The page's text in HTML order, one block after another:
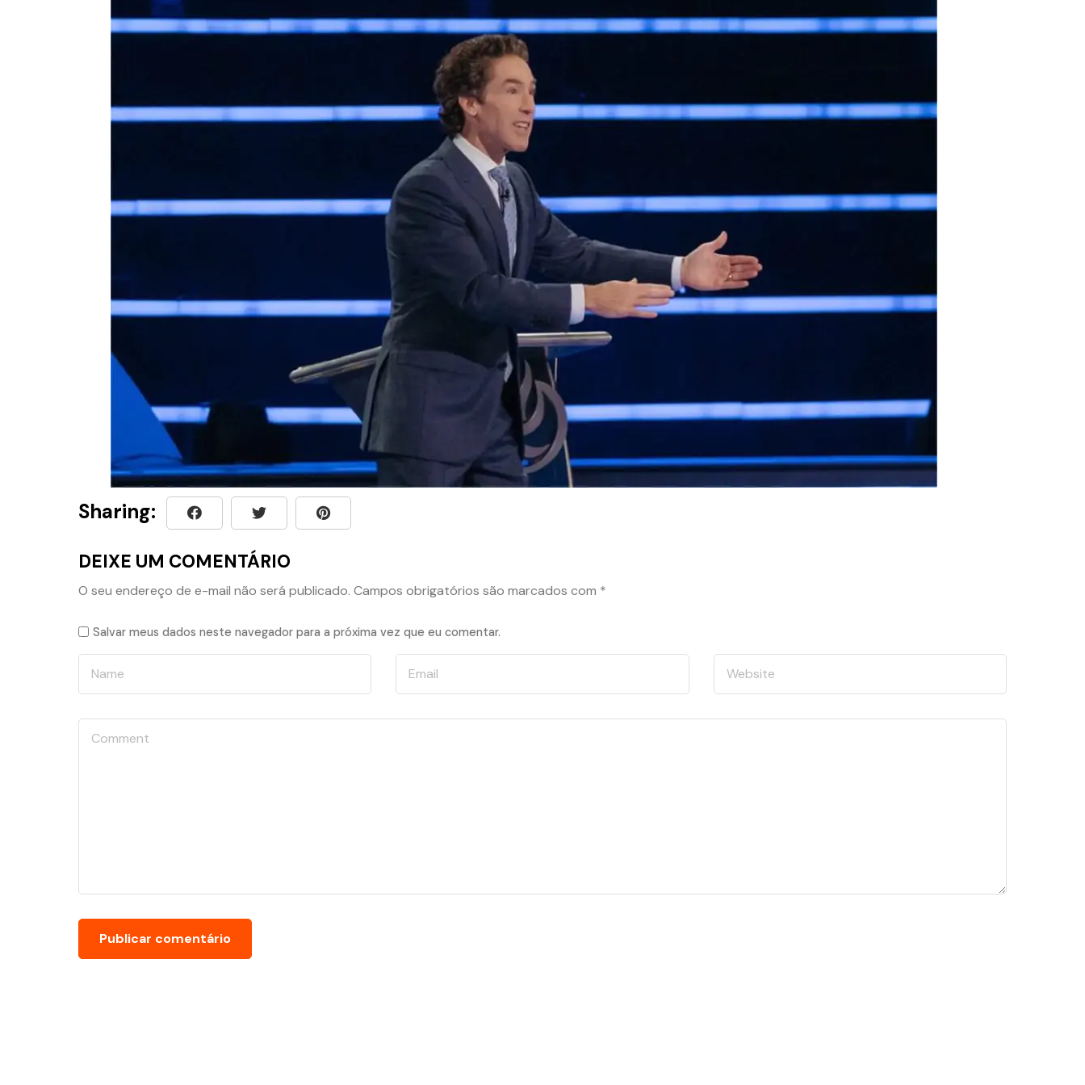
Sharing:
DEIXE UM COMENTÁRIO
O seu endereço de e-mail não será publicado. Campos obrigatórios são marcados com *
Salvar meus dados neste navegador para a próxima vez que eu comentar.